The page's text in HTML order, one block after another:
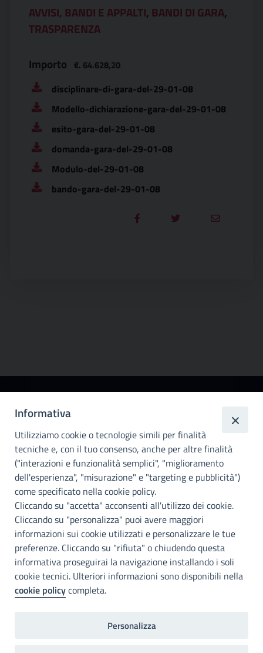
AVVISI, BANDI E APPALTI, BANDI DI GARA,
TRASPARENZA
Importo €. 64.628,20
disciplinare-di-gara-del-29-01-08
Modello-dichiarazione-gara-del-29-01-08
esito-gara-del-29-01-08
domanda-gara-del-29-01-08
Modulo-del-29-01-08
bando-gara-del-29-01-08
metropolitana di
Palermo
Info e contatti
Città Metropoliitana di Palermo
Via Maqueda, 100 - 90134 - Palermo
Cod. Fisc. 80021470820
PEC: cm.pa@cert.cittametropolitana.pa.it
I nostri canali social
Accessibilità
Città Metropolitana di Palermo si impegna a rendere il proprio sito
web accessibile, conformemente al D.lgs. 10 agosto 2018, n°106
Informativa
Utilizziamo cookie o tecnologie simili per finalità
tecniche e, con il tuo consenso, anche per altre finalità
("interazioni e funzionalità semplici", "miglioramento
dell'esperienza", "misurazione" e "targeting e pubblicità")
come specificato nella cookie policy.
Cliccando su "accetta" acconsenti all'utilizzo dei cookie.
Cliccando su "personalizza" puoi avere maggiori
informazioni sui cookie utilizzati e personalizzare le tue
preferenze. Cliccando su "rifiuta" o chiudendo questa
informativa proseguirai la navigazione installando i soli
cookie tecnici. Ulteriori informazioni sono disponibili nella
cookie policycompleta.
Personalizza